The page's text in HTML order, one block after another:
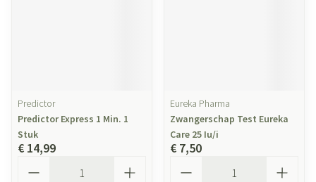
Predictor
Predictor Express 1 Min. 1
Stuk
€ 14,99
Eureka Pharma
Zwangerschap Test Eureka
Care 25 Iu/i
€ 7,50